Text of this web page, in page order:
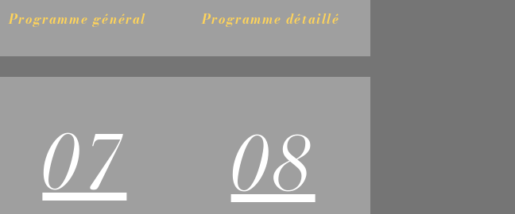
Programme général Programme détaillé
07 08